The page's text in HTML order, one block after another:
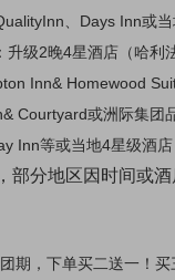
、Days Inn或
升级2晚4星酒店（哈利
Inn& Homewood
Courtyard或洲际集团
Inn等或当地4星级酒店
部分地区因时间或
期，下单买二送一！买